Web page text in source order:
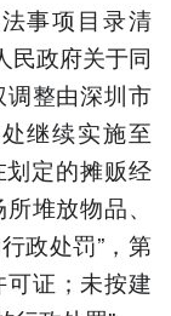
事项目录清
民政府关于同
整由深圳市
继续实施至
定的摊贩经
堆放物品、
政处罚”，第
证；未按建